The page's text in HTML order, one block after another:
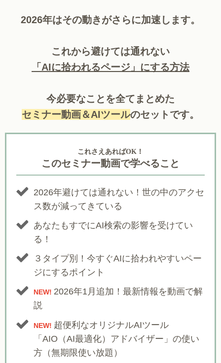
2026年はその動きがさらに加速します。
これから避けては通れない
「AIに拾われるページ」にする方法
今必要なことを全てまとめた
セミナー動画＆AIツールのセットです。
これさえあればOK！
このセミナー動画で学べること
2026年避けては通れない！世の中のアクセ
ス数が減ってきている
あなたもすでにAI検索の影響を受けてい
る！
３タイプ別！今すぐAIに拾われやすいペー
ジにするポイント
NEW! 2026年1月追加！最新情報を動画で解
説
NEW! 超便利なオリジナルAIツール
「AIO（AI最適化）アドバイザー」の使い
方（無期限使い放題）